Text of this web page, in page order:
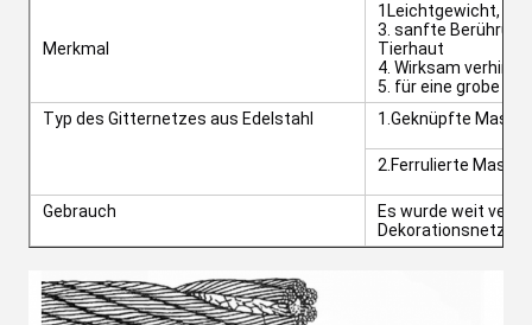
Merkmal
1Leichtgewicht,
3. sanfte
Tierhaut
4. Wirksam
5. für eine grobe
Typ des Gitternetzes aus Edelstahl
1.Geknüpfte
2.Ferrulierte
Gebrauch
Es wurde weit